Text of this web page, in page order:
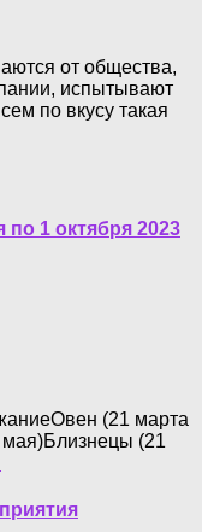
от общества,
испытывают
по вкусу такая
по 1 октября 2023
(21 марта
(21